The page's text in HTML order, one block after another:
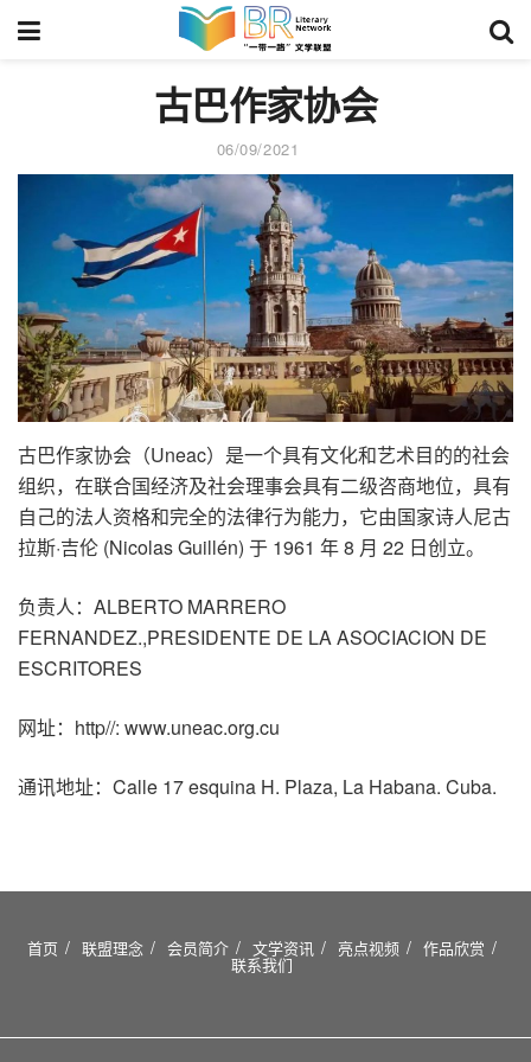
古巴作家协会
06/09/2021
古巴作家协会（Uneac）是一个具有文化和艺术目的的社会
组织，在联合国经济及社会理事会具有二级咨商地位，具有
自己的法人资格和完全的法律行为能力，它由国家诗人尼古
拉斯·吉伦 (Nicolas Guillén) 于 1961 年 8 月 22 日创立。
负责人：ALBERTO MARRERO
FERNANDEZ.,PRESIDENTE DE LA ASOCIACION DE
ESCRITORES
网址：http//: www.uneac.org.cu
通讯地址：Calle 17 esquina H. Plaza, La Habana. Cuba.
首页 联盟理念 会员简介 文学资讯 亮点视频 作品欣赏
联系我们